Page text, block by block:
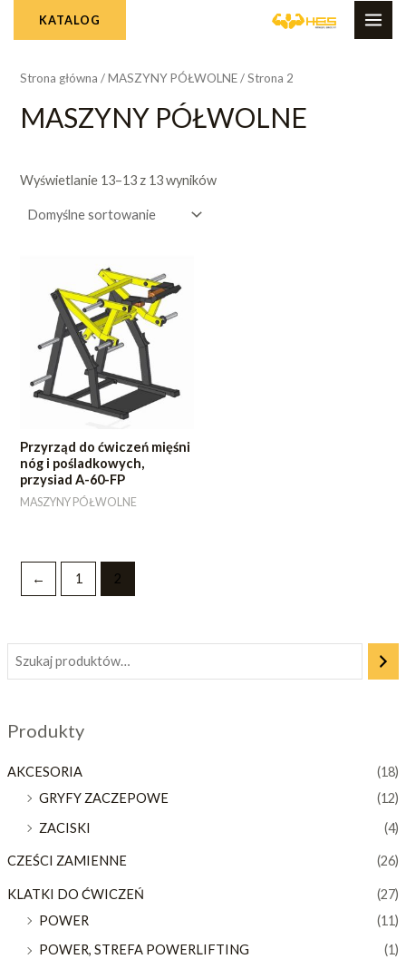
KATALOG
Produkty
AKCESORIA
(18)
GRYFY ZACZEPOWE
(12)
ZACISKI
(4)
CZEŚCI ZAMIENNE (26)
KLATKI DO ĆWICZEŃ
(27)
POWER
(11)
POWER, STREFA POWERLIFTING
(1)
Strona główna /MASZYNY PÓŁWOLNE/ Strona 2
MASZYNY PÓŁWOLNE
Wyświetlanie 13–13 z 13 wyników
Przyrząd do ćwiczeń mięśni
nóg i pośladkowych,
przysiad A-60-FP
MASZYNY PÓŁWOLNE
← 1 2